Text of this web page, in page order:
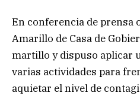
En conferencia de prensa
Amarillo de Casa de
martillo y dispuso aplicar
varias actividades para
aquietar el nivel de